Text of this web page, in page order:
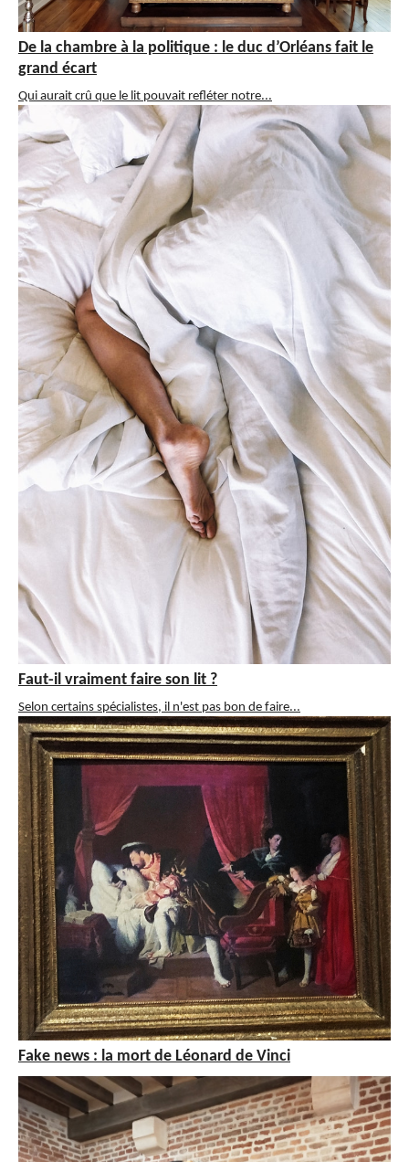
De la chambre à la politique : le duc d’Orléans fait le
grand écart
Qui aurait crû que le lit pouvait refléter notre...
Faut-il vraiment faire son lit ?
Selon certains spécialistes, il n'est pas bon de faire...
Fake news : la mort de Léonard de Vinci